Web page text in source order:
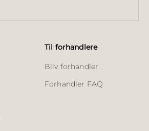
Til forhandlere
Bliv forhandler
Forhandler FAQ